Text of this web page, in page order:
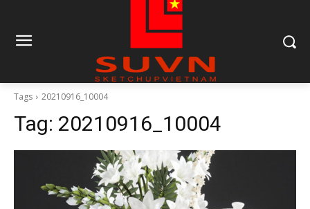
Tags 20210916_10004
Tag: 20210916_10004